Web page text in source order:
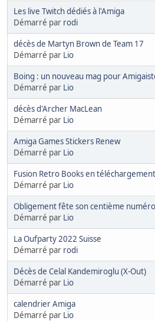
Les live Twitch dédiés à l'Amiga
Démarré par rodi
décès de Martyn Brown de Team 17
Démarré par Lio
Boing : un nouveau mag pour
Démarré par Lio
décès d'Archer MacLean
Démarré par Lio
Amiga Games Stickers Renew
Démarré par Lio
Fusion Retro Books en téléchargement
Démarré par Lio
Obligement fête son centième numéro
Démarré par Lio
La Oufparty 2022 Suisse
Démarré par rodi
Décès de Celal Kandemiroglu (X-Out)
Démarré par Lio
calendrier Amiga
Démarré par Lio